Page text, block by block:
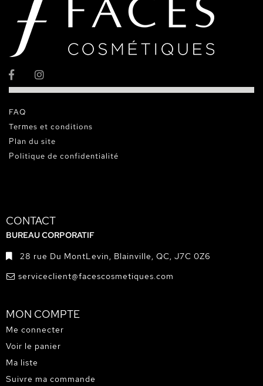
FAQ
Termes et conditions
Plan du site
Politique de confidentialité
CONTACT
BUREAU CORPORATIF
28 rue Du MontLevin, Blainville, QC, J7C 0Z6
serviceclient@facescosmetiques.com
MON COMPTE
Me connecter
Voir le panier
Ma liste
Suivre ma commande